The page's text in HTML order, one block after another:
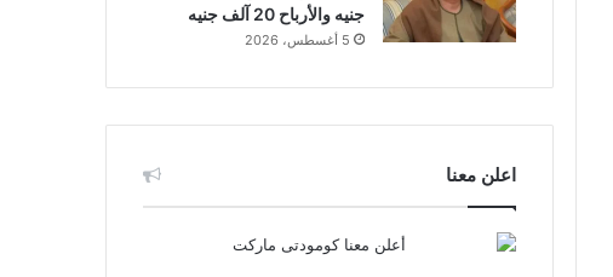
جنيه والأرباح 20 آلف جنيه
5 أغسطس، 2026
اعلن معنا